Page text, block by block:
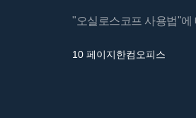
"오실로스코프 사용법"에
10 페이지한컴오피스